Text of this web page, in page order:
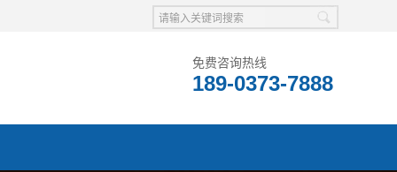
免费咨询热线
189-0373-7888